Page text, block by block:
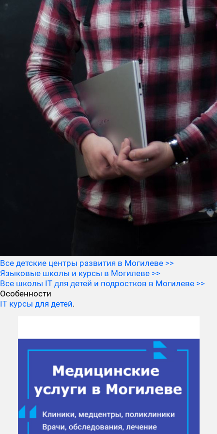
Все детские центры развития в Могилеве >>
Языковые школы и курсы в Могилеве >>
Все школы IT для детей и подростков в Могилеве >>
Особенности
IT курсы для детей.